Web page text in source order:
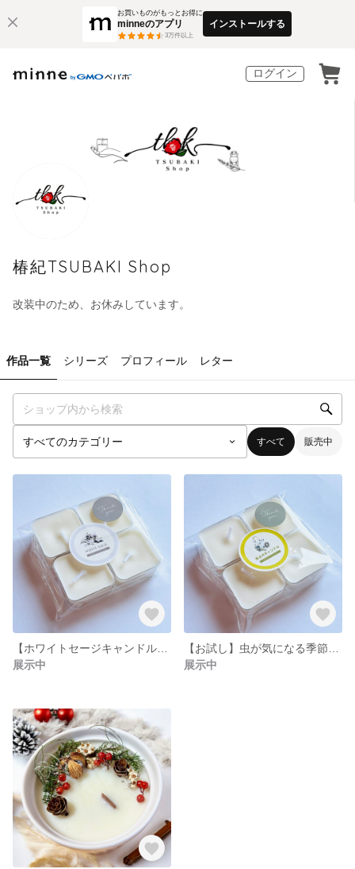
お買いものがもっとお得に
minneのアプリ
3万件以上
インストールする
ログイン
椿紀TSUBAKI Shop
改装中のため、お休みしています。
作品一覧 シリーズ プロフィール レター
すべて 販売中
展示中
展示中